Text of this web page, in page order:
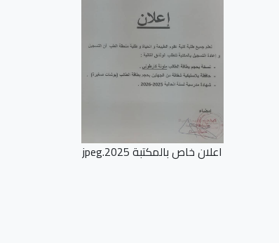
اعلان خاص بالمكتبة 2025.jpeg